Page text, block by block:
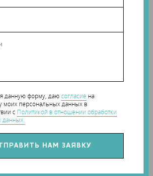
данную форму, даюсогласие на
моих персональных данных в
с Политикой в отношении обработки
данных.
Он позволит детям печатать их
при помощи легкого в освоении и
приложения ThingMaker Design, который
скачивания в AppStore. Ожидается, что
иметь множество шаблонов и
детям, однако с момента релиза